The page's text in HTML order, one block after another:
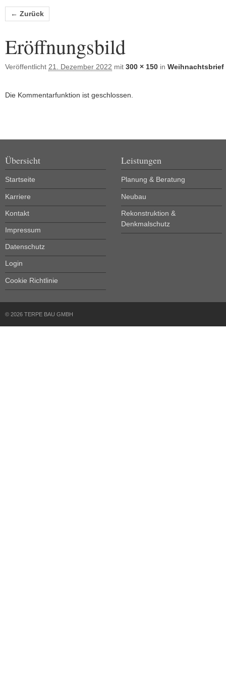
Bilder-Navigation
← Zurück
Eröffnungsbild
Veröffentlicht 21. Dezember 2022 mit 300 × 150 in Weihnachtsbrief
Die Kommentarfunktion ist geschlossen.
Übersicht
Startseite
Karriere
Kontakt
Impressum
Datenschutz
Login
Cookie Richtlinie
Leistungen
Planung & Beratung
Neubau
Rekonstruktion &
Denkmalschutz
© 2026 TERPE BAU GMBH